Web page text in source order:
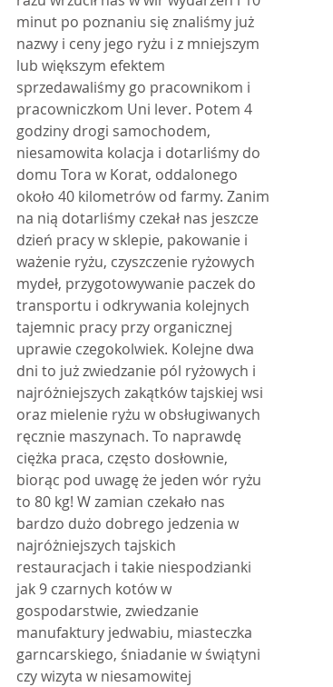
minut po poznaniu się znaliśmy już
nazwy i ceny jego ryżu i z mniejszym
lub większym efektem
sprzedawaliśmy go pracownikom i
pracowniczkom Uni lever. Potem 4
godziny drogi samochodem,
niesamowita kolacja i dotarliśmy do
domu Tora w Korat, oddalonego
około 40 kilometrów od farmy. Zanim
na nią dotarliśmy czekał nas jeszcze
dzień pracy w sklepie, pakowanie i
ważenie ryżu, czyszczenie ryżowych
mydeł, przygotowywanie paczek do
transportu i odkrywania kolejnych
tajemnic pracy przy organicznej
uprawie czegokolwiek. Kolejne dwa
dni to już zwiedzanie pól ryżowych i
najróżniejszych zakątków tajskiej wsi
oraz mielenie ryżu w obsługiwanych
ręcznie maszynach. To naprawdę
ciężka praca, często dosłownie,
biorąc pod uwagę że jeden wór ryżu
to 80 kg! W zamian czekało nas
bardzo dużo dobrego jedzenia w
najróżniejszych tajskich
restauracjach i takie niespodzianki
jak 9 czarnych kotów w
gospodarstwie, zwiedzanie
manufaktury jedwabiu, miasteczka
garncarskiego, śniadanie w świątyni
czy wizyta w niesamowitej